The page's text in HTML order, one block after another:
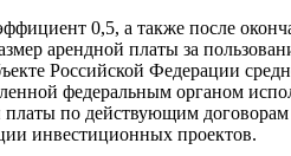
0,5, а также после
арендной платы за
Российской Федерации
федеральным органом
по действующим
инвестиционных проектов.